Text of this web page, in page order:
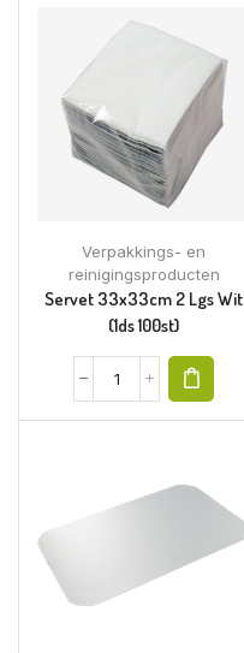
Verpakkings- en
reinigingsproducten
Servet 33x33cm 2 Lgs Wit
(1ds 100st)